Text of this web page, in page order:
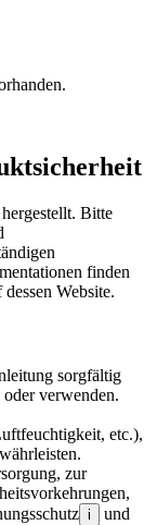
Bitte
finden
Website.
sorgfältig
verwenden.
etc.),
zur
i
und